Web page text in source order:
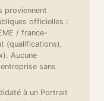
proviennent
officielles :
/ france-
(qualifications),
Aucune
sans
à un Portrait